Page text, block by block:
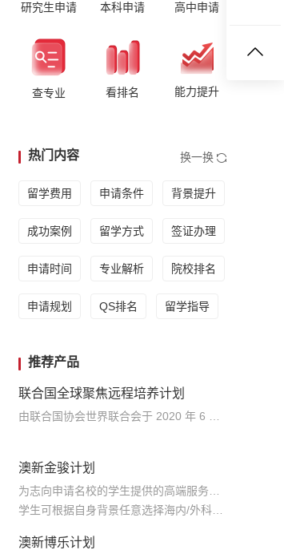
研究生申请 本科申请 高中申请
查专业 看排名 能力提升
热门内容 换一换
留学费用 申请条件 背景提升
成功案例 留学方式 签证办理
申请时间 专业解析 院校排名
申请规划 QS排名 留学指导
推荐产品
联合国全球聚焦远程培养计划
澳新金骏计划
澳新博乐计划